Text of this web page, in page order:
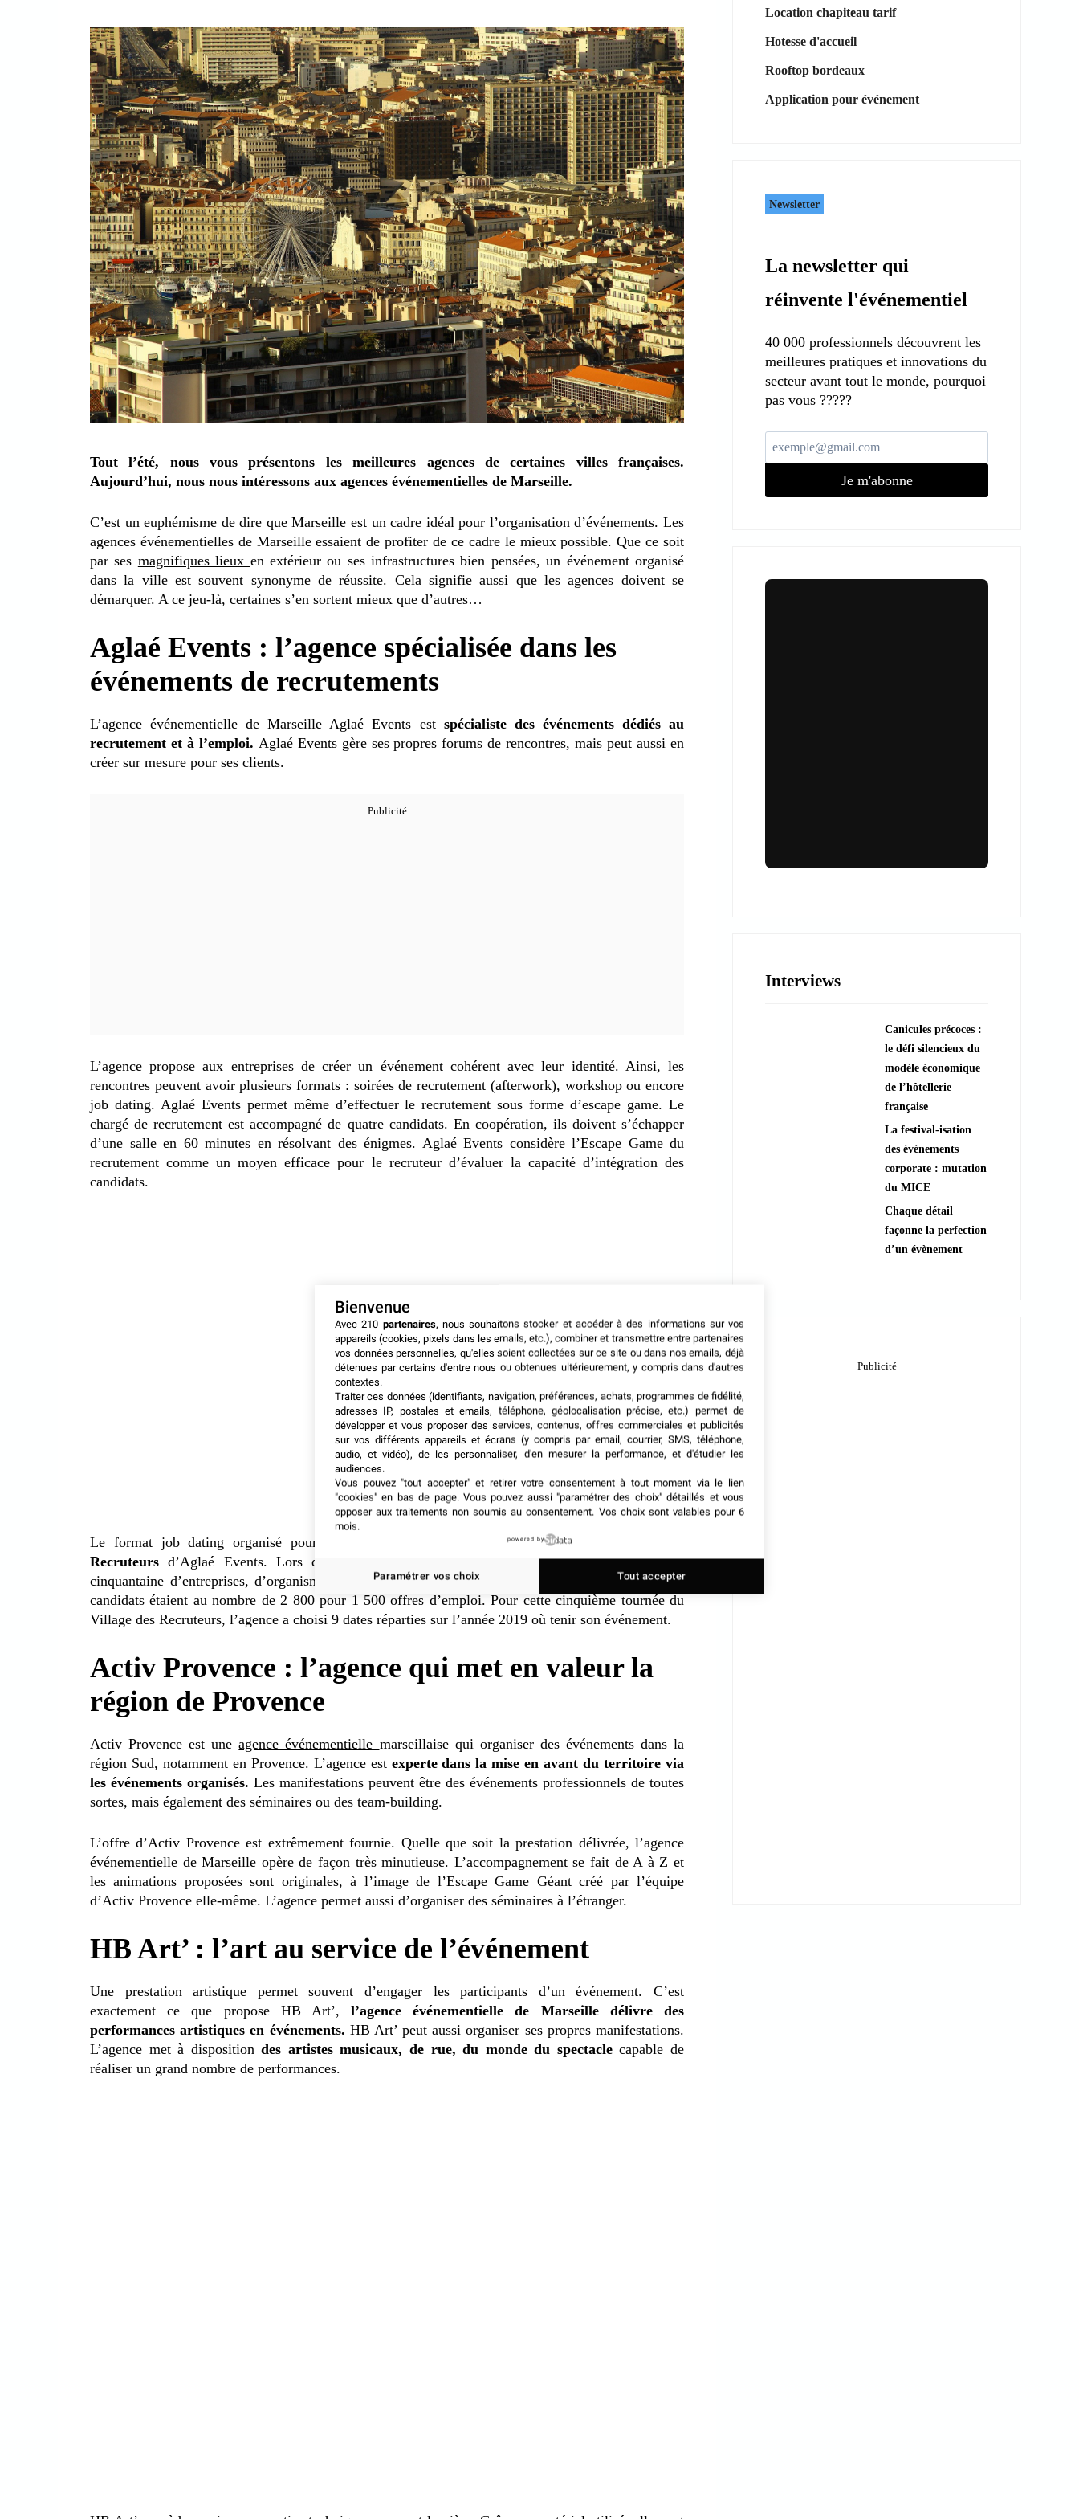
Tout l’été, nous vous présentons les meilleures agences de certaines villes françaises.
Aujourd’hui, nous nous intéressons aux agences événementielles de Marseille.
C’est un euphémisme de dire que Marseille est un cadre idéal pour l’organisation d’événements. Les
agences événementielles de Marseille essaient de profiter de ce cadre le mieux possible. Que ce soit
par ses magnifiques lieux en extérieur ou ses infrastructures bien pensées, un événement organisé
dans la ville est souvent synonyme de réussite. Cela signifie aussi que les agences doivent se
démarquer. A ce jeu-là, certaines s’en sortent mieux que d’autres…
Aglaé Events : l’agence spécialisée dans les
événements de recrutements
L’agence événementielle de Marseille Aglaé Events est spécialiste des événements dédiés au
recrutement et à l’emploi. Aglaé Events gère ses propres forums de rencontres, mais peut aussi en
créer sur mesure pour ses clients.
L’agence propose aux entreprises de créer un événement cohérent avec leur identité. Ainsi, les
rencontres peuvent avoir plusieurs formats : soirées de recrutement (afterwork), workshop ou encore
job dating. Aglaé Events permet même d’effectuer le recrutement sous forme d’escape game. Le
chargé de recrutement est accompagné de quatre candidats. En coopération, ils doivent s’échapper
d’une salle en 60 minutes en résolvant des énigmes. Aglaé Events considère l’Escape Game du
recrutement comme un moyen efficace pour le recruteur d’évaluer la capacité d’intégration des
candidats.
Le format job dating organisé pour les entreprises est également utilisé pour
Recruteurs d’Aglaé Events. Lors du Village des Recruteurs d’Aix-en-Provence en mai, une
cinquantaine d’entreprises, d’organismes de formation et d’agences d’emploi étaient présents. Les
candidats étaient au nombre de 2 800 pour 1 500 offres d’emploi. Pour cette cinquième tournée du
Village des Recruteurs, l’agence a choisi 9 dates réparties sur l’année 2019 où tenir son événement.
Activ Provence : l’agence qui met en valeur la
région de Provence
Activ Provence est uneagence événementielle marseillaise qui organiser des événements dans la
région Sud, notamment en Provence. L’agence est experte dans la mise en avant du territoire via
les événements organisés. Les manifestations peuvent être des événements professionnels de toutes
sortes, mais également des séminaires ou des team-building.
L’offre d’Activ Provence est extrêmement fournie. Quelle que soit la prestation délivrée, l’agence
événementielle de Marseille opère de façon très minutieuse. L’accompagnement se fait de A à Z et
les animations proposées sont originales, à l’image de l’Escape Game Géant créé par l’équipe
d’Activ Provence elle-même. L’agence permet aussi d’organiser des séminaires à l’étranger.
HB Art’ : l’art au service de l’événement
Une prestation artistique permet souvent d’engager les participants d’un événement. C’est
exactement ce que propose HB Art’,l’agence événementielle de Marseille délivre des
performances artistiques en événements. HB Art’ peut aussi organiser ses propres manifestations.
L’agence met à dispositiondes artistes musicaux, de rue, du monde du spectaclecapable de
réaliser un grand nombre de performances.
Location chapiteau tarif
Hotesse d'accueil
Rooftop bordeaux
Application pour événement
Newsletter
La newsletter qui
réinvente l'événementiel
40 000 professionnels découvrent les
meilleures pratiques et innovations du
secteur avant tout le monde, pourquoi
pas vous ?????
Je m'abonne
???? Explorer les animations
Interviews
Canicules précoces :
le défi silencieux du
modèle économique
de l’hôtellerie
française
La festival-isation
des événements
corporate : mutation
du MICE
Chaque détail
façonne la perfection
d’un évènement
Bienvenue
Avec 210 partenaires, nous souhaitons stocker et accéder à des informations sur vos
appareils (cookies, pixels dans les emails, etc.), combiner et transmettre entre partenaires
vos données personnelles, qu'elles soient collectées sur ce site ou dans nos emails, déjà
détenues par certains d'entre nous ou obtenues ultérieurement, y compris dans d'autres
contextes.
Traiter ces données (identifiants, navigation, préférences, achats, programmes de fidélité,
adresses IP, postales et emails, téléphone, géolocalisation précise, etc.) permet de
développer et vous proposer des services, contenus, offres commerciales et publicités
sur vos différents appareils et écrans (y compris par email, courrier, SMS, téléphone,
audio, et vidéo), de les personnaliser, d'en mesurer la performance, et d'étudier les
audiences.
Vous pouvez "tout accepter" et retirer votre consentement à tout moment via le lien
"cookies" en bas de page. Vous pouvez aussi "paramétrer des choix" détaillés et vous
opposer aux traitements non soumis au consentement. Vos choix sont valables pour 6
mois.
powered by
Paramétrer vos choix Tout accepter